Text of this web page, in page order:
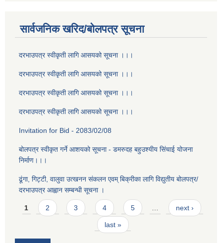
सार्वजनिक खरिद/बोलपत्र सूचना
दरभाउपत्र स्वीकृती लागि आसयको सूचना ।।।
दरभाउपत्र स्वीकृती लागि आसयको सूचना ।।।
दरभाउपत्र स्वीकृती लागि आसयको सूचना ।।।
दरभाउपत्र स्वीकृती लागि आसयको सूचना ।।।
Invitation for Bid - 2083/02/08
बोलपत्र स्वीकृत गर्ने आशयको सूचना - डमरुदह बहुउश्यीय सिंचाई योजना
निर्माण।।।
ढूंगा, गिट्टी, वालुवा उत्खनन संकलन एवम् बिक्रीका लागि विद्युतीय बोलपत्र/
दरभाउपत्र आह्वान सम्बन्धी सूचना ।
Pages
1 2 3 4 5 … next ›
last »